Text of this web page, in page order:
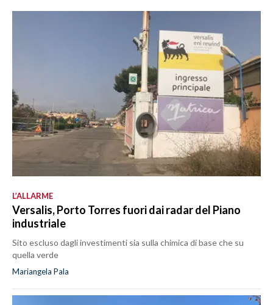
L’ALLARME
Versalis, Porto Torres fuori dai radar del Piano
industriale
Sito escluso dagli investimenti sia sulla chimica di base che su
quella verde
Mariangela Pala